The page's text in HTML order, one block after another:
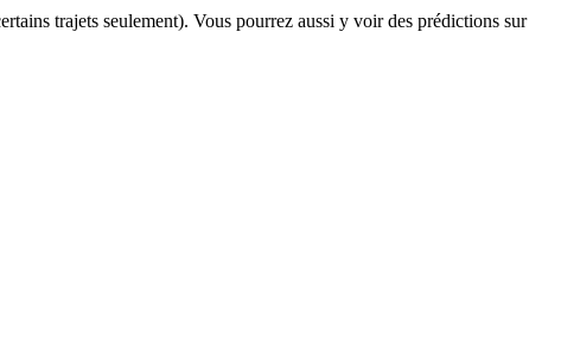
trajets seulement). Vous pourrez aussi y voir des prédictions sur